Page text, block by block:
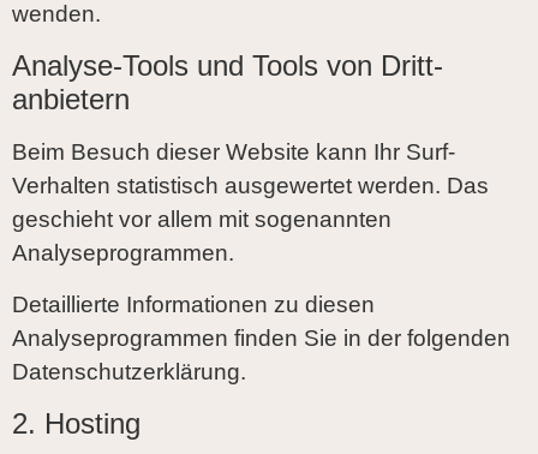
wenden.
Analyse-Tools und Tools von Dritt­
anbietern
Beim Besuch dieser Website kann Ihr Surf-
Verhalten statistisch ausgewertet werden. Das
geschieht vor allem mit sogenannten
Analyseprogrammen.
Detaillierte Informationen zu diesen
Analyseprogrammen finden Sie in der folgenden
Datenschutzerklärung.
2. Hosting